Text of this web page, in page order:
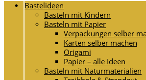
Bastelideen
Basteln mit Kindern
Basteln mit Papier
Verpackungen selber
Karten selber machen
Origami
Papier – alle Ideen
Basteln mit Naturmaterialien